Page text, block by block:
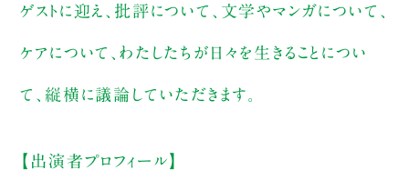
ゲストに迎え、批評について、文学やマンガについて、
ケアについて、わたしたちが日々を生きることについ
て、縦横に議論していただきます。
【出演者プロフィール】